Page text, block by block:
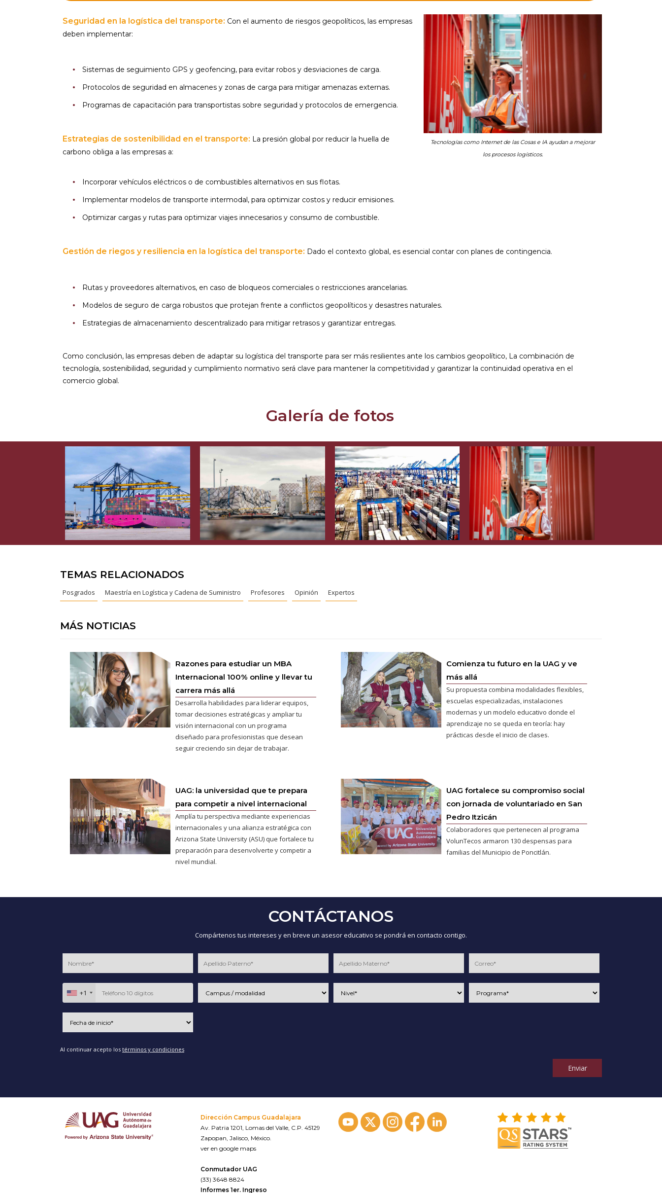
Seguridad en la logística del transporte: Con el aumento de riesgos geopolíticos, las empresas
deben implementar:
Sistemas de seguimiento GPS y geofencing, para evitar robos y desviaciones de carga.
Protocolos de seguridad en almacenes y zonas de carga para mitigar amenazas externas.
Programas de capacitación para transportistas sobre seguridad y protocolos de emergencia.
Estrategias de sostenibilidad en el transporte: La presión global por reducir la huella de
carbono obliga a las empresas a:
Tecnologías como Internet de las Cosas e IA ayudan a mejorar
los procesos logísticos.
Incorporar vehículos eléctricos o de combustibles alternativos en sus flotas.
Implementar modelos de transporte intermodal, para optimizar costos y reducir emisiones.
Optimizar cargas y rutas para optimizar viajes innecesarios y consumo de combustible.
Gestión de riegos y resiliencia en la logística del transporte: Dado el contexto global, es esencial contar con planes de contingencia.
Rutas y proveedores alternativos, en caso de bloqueos comerciales o restricciones arancelarias.
Modelos de seguro de carga robustos que protejan frente a conflictos geopolíticos y desastres naturales.
Estrategias de almacenamiento descentralizado para mitigar retrasos y garantizar entregas.
Como conclusión, las empresas deben de adaptar su logística del transporte para ser más resilientes ante los cambios geopolítico, La combinación de
tecnología, sostenibilidad, seguridad y cumplimiento normativo será clave para mantener la competitividad y garantizar la continuidad operativa en el
comercio global.
Galería de fotos
TEMAS RELACIONADOS
Posgrados Maestría en Logística y Cadena de Suministro Profesores Opinión Expertos
MÁS NOTICIAS
Razones para estudiar un MBA
Internacional 100% online y llevar tu
carrera más allá
Desarrolla habilidades para liderar equipos,
tomar decisiones estratégicas y ampliar tu
visión internacional con un programa
diseñado para profesionistas que desean
seguir creciendo sin dejar de trabajar.
Comienza tu futuro en la UAG y ve
más allá
Su propuesta combina modalidades flexibles,
escuelas especializadas, instalaciones
modernas y un modelo educativo donde el
aprendizaje no se queda en teoría: hay
prácticas desde el inicio de clases.
UAG: la universidad que te prepara
para competir a nivel internacional
Amplía tu perspectiva mediante experiencias
internacionales y una alianza estratégica con
Arizona State University (ASU) que fortalece tu
preparación para desenvolverte y competir a
nivel mundial.
UAG fortalece su compromiso social
con jornada de voluntariado en San
Pedro Itzicán
Colaboradores que pertenecen al programa
VolunTecos armaron 130 despensas para
familias del Municipio de Poncitlán.
CONTÁCTANOS
Compártenos tus intereses y en breve un asesor educativo se pondrá en contacto contigo.
+1
Al continuar acepto los términos y condiciones
Enviar
Dirección Campus Guadalajara
Av. Patria 1201, Lomas del Valle, C.P. 45129
Zapopan, Jalisco, México.
ver en google maps
Conmutador UAG
(33) 3648 8824
Informes 1er. Ingreso